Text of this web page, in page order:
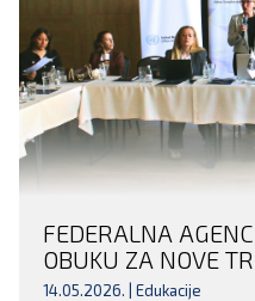
FEDERALNA
OBUKU ZA NOVE
FINANSIJSKIH
14.05.2026. | Edukacije